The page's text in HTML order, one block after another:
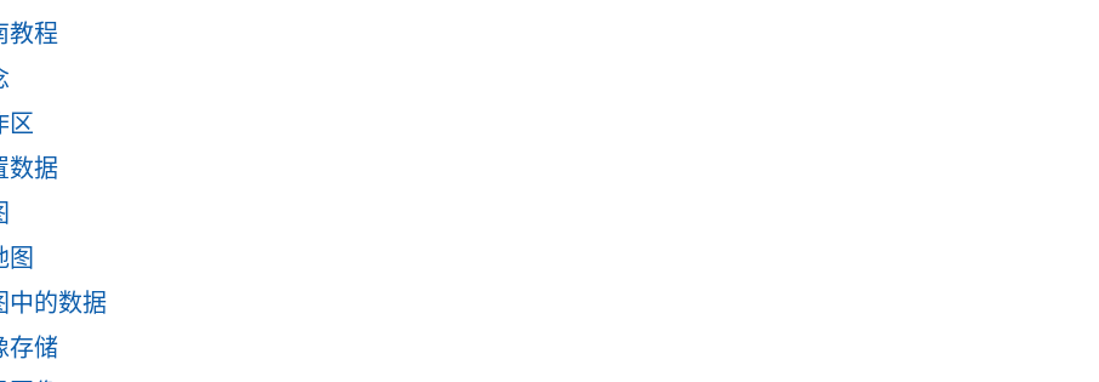
教程
区
数据
图
中的数据
存储